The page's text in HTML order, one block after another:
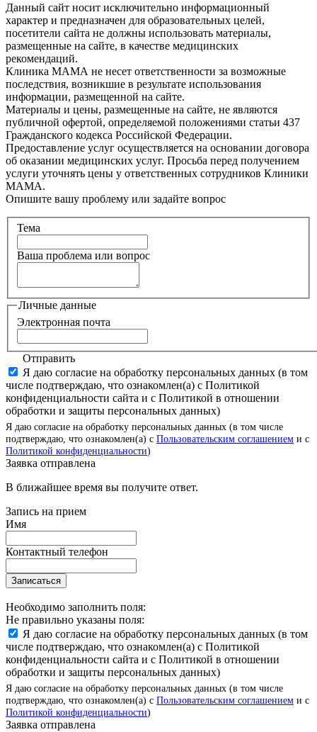
Данный сайт носит исключительно информационный
характер и предназначен для образовательных целей,
посетители сайта не должны использовать материалы,
размещенные на сайте, в качестве медицинских
рекомендаций.
Клиника МАМА не несет ответственности за возможные
последствия, возникшие в результате использования
информации, размещенной на сайте.
Материалы и цены, размещенные на сайте, не являются
публичной офертой, определяемой положениями статьи 437
Гражданского кодекса Российской Федерации.
Предоставление услуг осуществляется на основании договора
об оказании медицинских услуг. Просьба перед получением
услуги уточнять цены у ответственных сотрудников Клиники
МАМА.
Опишите вашу проблему или задайте вопрос
Тема
Ваша проблема или вопрос
Личные данные
Электронная почта
Отправить
Я даю согласие на обработку персональных данных (в том
числе подтверждаю, что ознакомлен(а) с Политикой
конфиденциальности сайта и с Политикой в отношении
обработки и защиты персональных данных)
Я даю согласие на обработку персональных данных (в том числе
подтверждаю, что ознакомлен(а) с Пользовательским соглашением и с
Политикой конфиденциальности)
Заявка отправлена
В ближайшее время вы получите ответ.
Запись на прием
Имя
Контактный телефон
Записаться
Необходимо заполнить поля:
Не правильно указаны поля:
Я даю согласие на обработку персональных данных (в том
числе подтверждаю, что ознакомлен(а) с Политикой
конфиденциальности сайта и с Политикой в отношении
обработки и защиты персональных данных)
Я даю согласие на обработку персональных данных (в том числе
подтверждаю, что ознакомлен(а) с Пользовательским соглашением и с
Политикой конфиденциальности)
Заявка отправлена